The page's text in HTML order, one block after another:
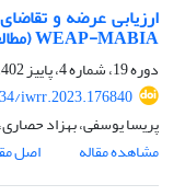
ارزیابی عرضه و
WEAP-MABIA (مطالعه موردی حوضه آبریز گدارچای نقده)
دوره 19، شماره 4، پاییز 1402، صفحه
iwrr.2023.176840
پریسا یوسفی، بهزاد
مشاهده مقاله
اصل